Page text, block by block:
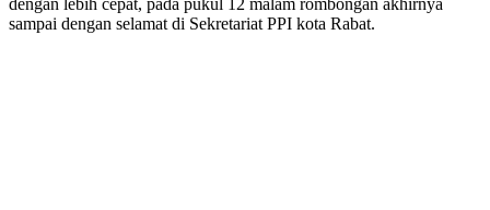
sampai dengan selamat di Sekretariat PPI kota Rabat.